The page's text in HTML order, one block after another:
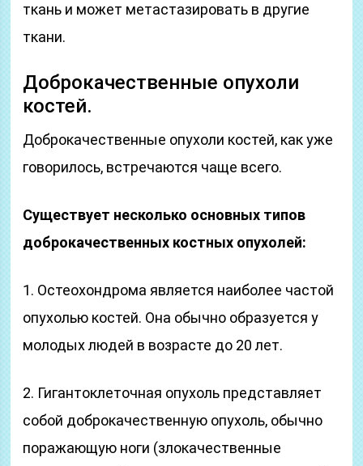
ткань и может метастазировать в другие
ткани.
Доброкачественные опухоли
костей.
Доброкачественные опухоли костей, как уже
говорилось, встречаются чаще всего.
Существует несколько основных типов
доброкачественных костных опухолей:
1. Остеохондрома является наиболее частой
опухолью костей. Она обычно образуется у
молодых людей в возрасте до 20 лет.
2. Гигантоклеточная опухоль представляет
собой доброкачественную опухоль, обычно
поражающую ноги (злокачественные